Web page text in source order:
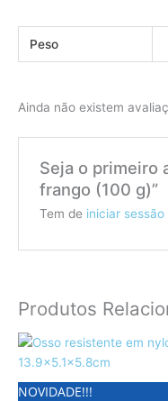
Peso
Ainda não existem
Seja o primeiro
frango (100 g)”
Tem de iniciar sessão
Produtos
NOVIDADE!!!